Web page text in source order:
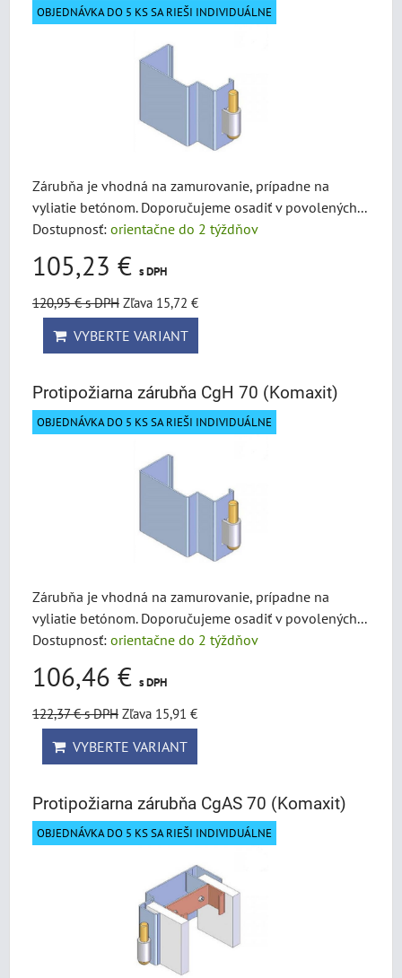
OBJEDNÁVKA DO 5 KS SA RIEŠI INDIVIDUÁLNE
Zárubňa je vhodná na zamurovanie, prípadne na
vyliatie betónom. Doporučujeme osadiť v povolených...
Dostupnosť: orientačne do 2 týždňov
105,23 € s DPH
120,95 €s DPH Zľava 15,72 €
VYBERTE VARIANT
Protipožiarna zárubňa CgH 70 (Komaxit)
OBJEDNÁVKA DO 5 KS SA RIEŠI INDIVIDUÁLNE
Zárubňa je vhodná na zamurovanie, prípadne na
vyliatie betónom. Doporučujeme osadiť v povolených...
Dostupnosť: orientačne do 2 týždňov
106,46 € s DPH
122,37 €s DPH Zľava 15,91 €
VYBERTE VARIANT
Protipožiarna zárubňa CgAS 70 (Komaxit)
OBJEDNÁVKA DO 5 KS SA RIEŠI INDIVIDUÁLNE